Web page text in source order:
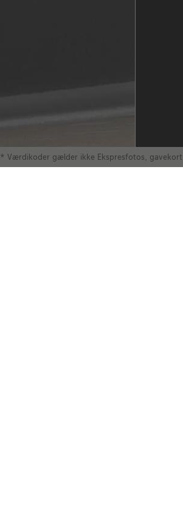
* Værdikoder gælder ikke Ekspresfotos,